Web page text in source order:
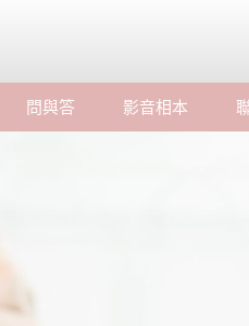
問與答 影音相本